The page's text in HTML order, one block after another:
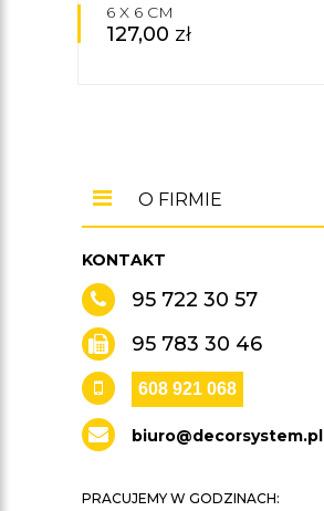
6 X 6 CM
127,00 zł
KONTAKT
95 722 30 57
95 783 30 46
608 921 068
biuro@decorsystem.pl
PRACUJEMY W GODZINACH:
O FIRMIE